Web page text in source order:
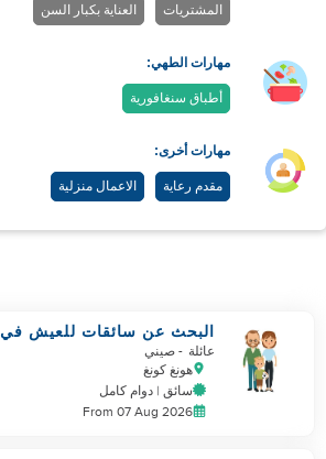
المشتريات العناية بكبار السن
مهارات الطهي:
أطباق سنغافورية
مهارات أخرى:
مقدم رعاية الاعمال منزلية
البحث عن سائقات للعيش في
عائلة - صيني
هونغ كونغ
سائق | دوام كامل
From 07 Aug 2026